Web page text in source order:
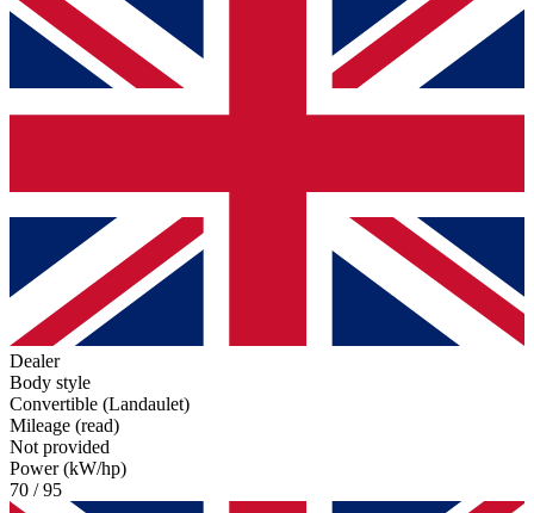
Dealer
Body style
Convertible (Landaulet)
Mileage (read)
Not provided
Power (kW/hp)
70 / 95